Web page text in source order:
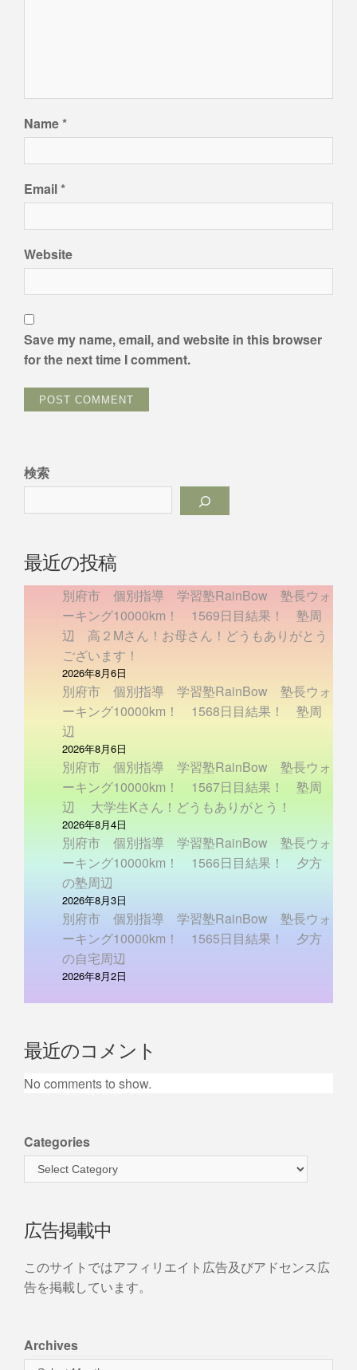
Name*
Email*
Website
Save my name, email, and website in this browser
for the next time I comment.
検索
最近の投稿
別府市 個別指導 学習塾RainBow 塾長ウォ
ーキング10000km！ 1569日目結果！ 塾周
辺 高２Mさん！お母さん！どうもありがとう
ございます！
2026年8月6日
別府市 個別指導 学習塾RainBow 塾長ウォ
ーキング10000km！ 1568日目結果！ 塾周
辺
2026年8月6日
別府市 個別指導 学習塾RainBow 塾長ウォ
ーキング10000km！ 1567日目結果！ 塾周
辺 大学生Kさん！どうもありがとう！
2026年8月4日
別府市 個別指導 学習塾RainBow 塾長ウォ
ーキング10000km！ 1566日目結果！ 夕方
の塾周辺
2026年8月3日
別府市 個別指導 学習塾RainBow 塾長ウォ
ーキング10000km！ 1565日目結果！ 夕方
の自宅周辺
2026年8月2日
最近のコメント
No comments to show.
Categories
広告掲載中
このサイトではアフィリエイト広告及びアドセンス広
告を掲載しています。
Archives